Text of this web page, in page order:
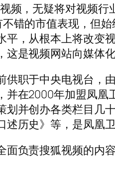
频，无疑将对视频
错的市值表现，但始
平，从根本上将改变
是视频网站向媒体
供职于中央电视台，
并在2000年加盟凤凰
划并创办各类栏目几
历史》等，是凤凰
面负责搜狐视频的内